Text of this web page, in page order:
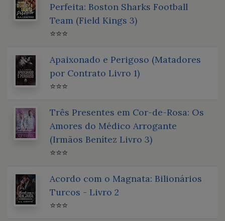
Perfeita: Boston Sharks Football
Team (Field Kings 3)
⭐⭐⭐
Apaixonado e Perigoso (Matadores
por Contrato Livro 1)
⭐⭐⭐
Três Presentes em Cor-de-Rosa: Os
Amores do Médico Arrogante
(Irmãos Benítez Livro 3)
⭐⭐⭐
Acordo com o Magnata: Bilionários
Turcos - Livro 2
⭐⭐⭐